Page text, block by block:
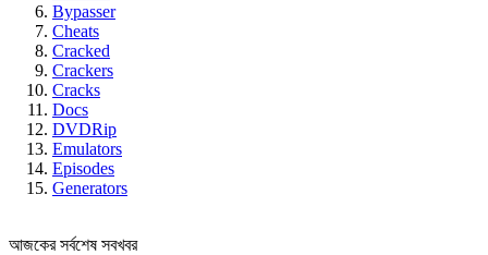
Bypasser
Cheats
Cracked
Crackers
Cracks
Docs
DVDRip
Emulators
Episodes
Generators
আজকের সর্বশেষ সবখবর